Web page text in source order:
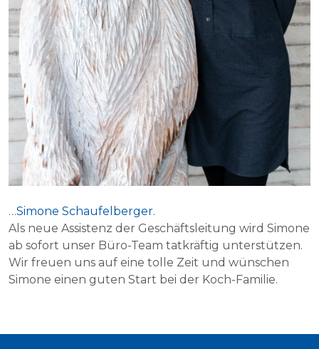
…Simone Schaufelberger.
Als neue Assistenz der Geschäftsleitung wird Simone
ab sofort unser Büro-Team tatkräftig unterstützen.
Wir freuen uns auf eine tolle Zeit und wünschen
Simone einen guten Start bei der Koch-Familie.